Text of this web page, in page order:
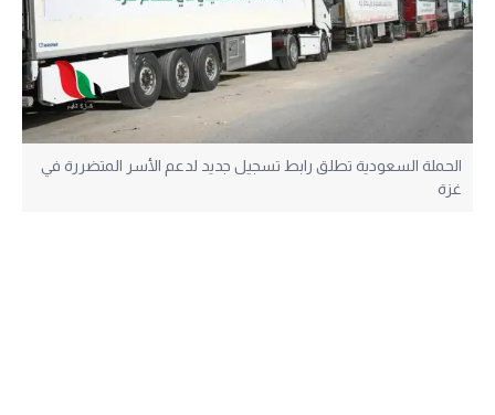
الحملة السعودية تطلق رابط تسجيل جديد لدعم الأسر المتضررة في
غزة